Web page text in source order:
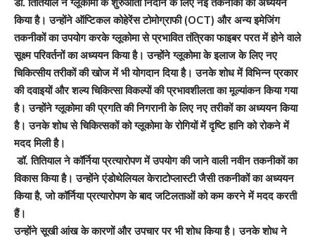
किया है। उन्होंने ऑप्टिकल कोहेरेंस टोमोग्राफी (OCT) और अन्य इमेजिंग
तकनीकों का उपयोग करके ग्लूकोमा से प्रभावित तंत्रिका फाइबर परत में होने वाले
सूक्ष्म परिवर्तनों का अध्ययन किया है। उन्होंने ग्लूकोमा के इलाज के लिए नए
चिकित्सीय तरीकों की खोज में भी योगदान दिया है। उनके शोध में विभिन्न प्रकार
की दवाइयों और शल्य चिकित्सा विकल्पों की प्रभावशीलता का मूल्यांकन किया गया
है। उन्होंने ग्लूकोमा की प्रगति की निगरानी के लिए नए तरीकों का अध्ययन किया
है। उनके शोध से चिकित्सकों को ग्लूकोमा के रोगियों में दृष्टि हानि को रोकने में
मदद मिली है।
डॉ. तितियाल ने कॉर्निया प्रत्यारोपण में उपयोग की जाने वाली नवीन तकनीकों का
विकास किया है। उन्होंने एंडोथेलियल केराटोप्लास्टी जैसी तकनीकों का अध्ययन
किया है,जो कॉर्निया प्रत्यारोपण के बाद जटिलताओं को कम करने में मदद करती
हैं।
उन्होंने सूखी आंख के कारणों और उपचार पर भी शोध किया है। उनके शोध ने